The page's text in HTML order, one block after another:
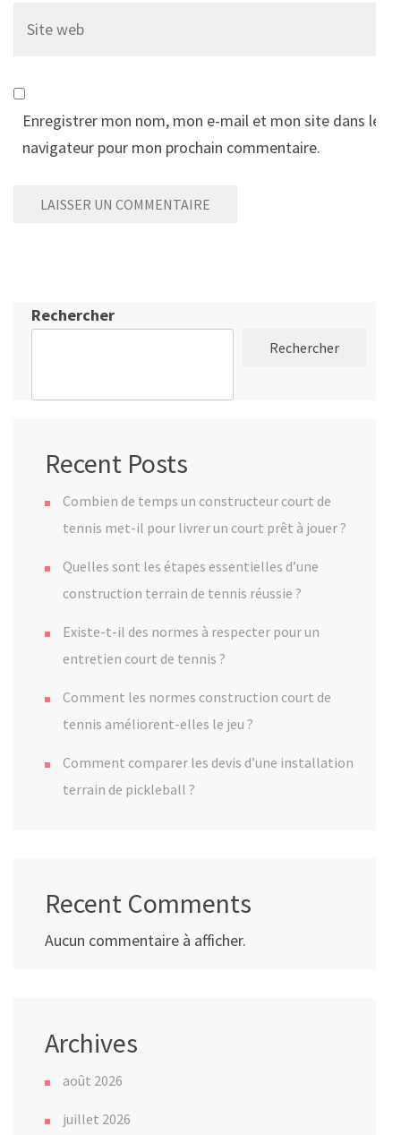
web
Enregistrer mon nom, mon e-mail et mon site dans le
navigateur pour mon prochain commentaire.
Rechercher
Rechercher
Recent Posts
Combien de temps un constructeur court de
tennis met-il pour livrer un court prêt à jouer ?
Quelles sont les étapes essentielles d’une
construction terrain de tennis réussie ?
Existe-t-il des normes à respecter pour un
entretien court de tennis ?
Comment les normes construction court de
tennis améliorent-elles le jeu ?
Comment comparer les devis d’une installation
terrain de pickleball ?
Recent Comments
Aucun commentaire à afficher.
Archives
août 2026
juillet 2026